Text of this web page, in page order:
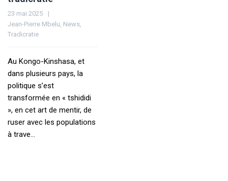
23 mai 2025
Jean-Pierre Mbelu, News,
Tradicratie
Au Kongo-Kinshasa, et
dans plusieurs pays, la
politique s’est
transformée en « tshididi
», en cet art de mentir, de
ruser avec les populations
à trave...